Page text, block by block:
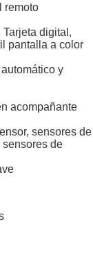
remoto
digital,
pantalla a color
y
acompañante
sensores de
sensores de